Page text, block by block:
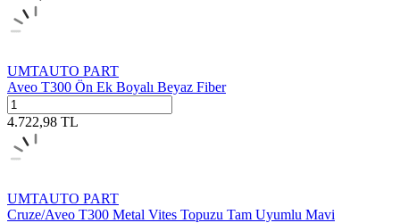
UMTAUTO PART
Aveo T300 Ön Ek Boyalı Beyaz Fiber
4.722,98 TL
UMTAUTO PART
Cruze/Aveo T300 Metal Vites Topuzu Tam Uyumlu Mavi